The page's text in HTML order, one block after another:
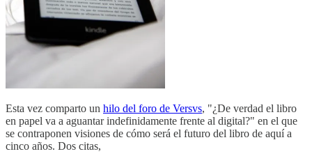
Esta vez comparto un hilo del foro de Versvs, "¿De verdad el libro
en papel va a aguantar indefinidamente frente al digital?" en el que
se contraponen visiones de cómo será el futuro del libro de aquí a
cinco años. Dos citas,